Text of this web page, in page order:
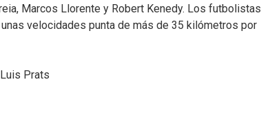
Marcos Llorente y Robert Kenedy. Los futbolistas
velocidades punta de más de 35 kilómetros por
Luis Prats